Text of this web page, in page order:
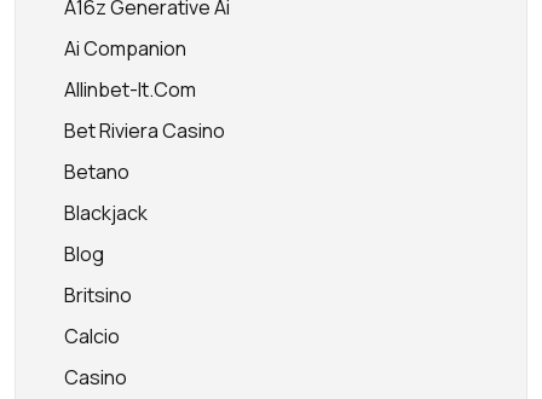
A16z Generative Ai
Ai Companion
Allinbet-It.com
Bet Riviera Casino
Betano
Blackjack
Blog
Britsino
Calcio
Casino